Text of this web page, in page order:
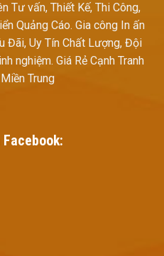
Tư vấn, Thiết Kế, Thi Công,
Quảng Cáo. Gia công In ấn
Đãi, Uy Tín Chất Lượng, Đội
nghiệm. Giá Rẻ Cạnh Tranh
Trung